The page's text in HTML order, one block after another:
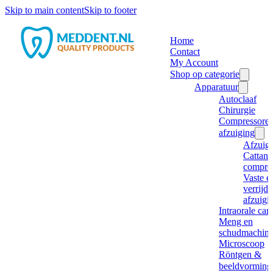
Skip to main contentSkip to footer
Home
Contact
My Account
Shop op categorie
Apparatuur
Autoclaaf
Chirurgie
afzuiging
Cattani
Vaste
Intraorale
Meng en
Microscoop
Röntgen &
beeldvorming